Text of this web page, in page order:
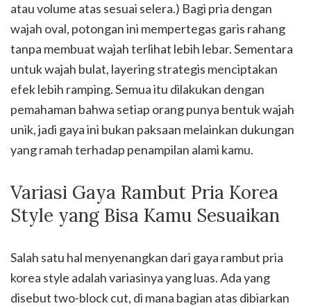
atau volume atas sesuai selera.) Bagi pria dengan
wajah oval, potongan ini mempertegas garis rahang
tanpa membuat wajah terlihat lebih lebar. Sementara
untuk wajah bulat, layering strategis menciptakan
efek lebih ramping. Semua itu dilakukan dengan
pemahaman bahwa setiap orang punya bentuk wajah
unik, jadi gaya ini bukan paksaan melainkan dukungan
yang ramah terhadap penampilan alami kamu.
Variasi Gaya Rambut Pria Korea
Style yang Bisa Kamu Sesuaikan
Salah satu hal menyenangkan dari gaya rambut pria
korea style adalah variasinya yang luas. Ada yang
disebut two-block cut, di mana bagian atas dibiarkan